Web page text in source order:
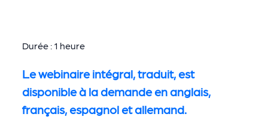
Durée : 1 heure
Le webinaire intégral, traduit, est
disponible à la demande en anglais,
français, espagnol et allemand.